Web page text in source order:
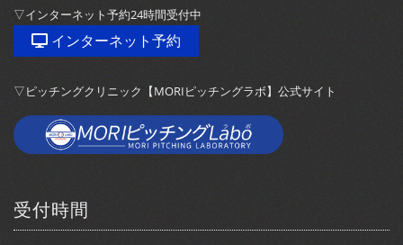
▽インターネット予約24時間受付中
インターネット予約
▽ピッチングクリニック【MORIピッチングラボ】公式サイト
受付時間